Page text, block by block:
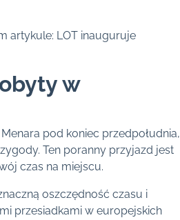
artykule: LOT inauguruje
w
pod koniec przedpołudnia,
Ten poranny przyjazd jest
czas na miejscu.
oszczędność czasu i
przesiadkami w europejskich